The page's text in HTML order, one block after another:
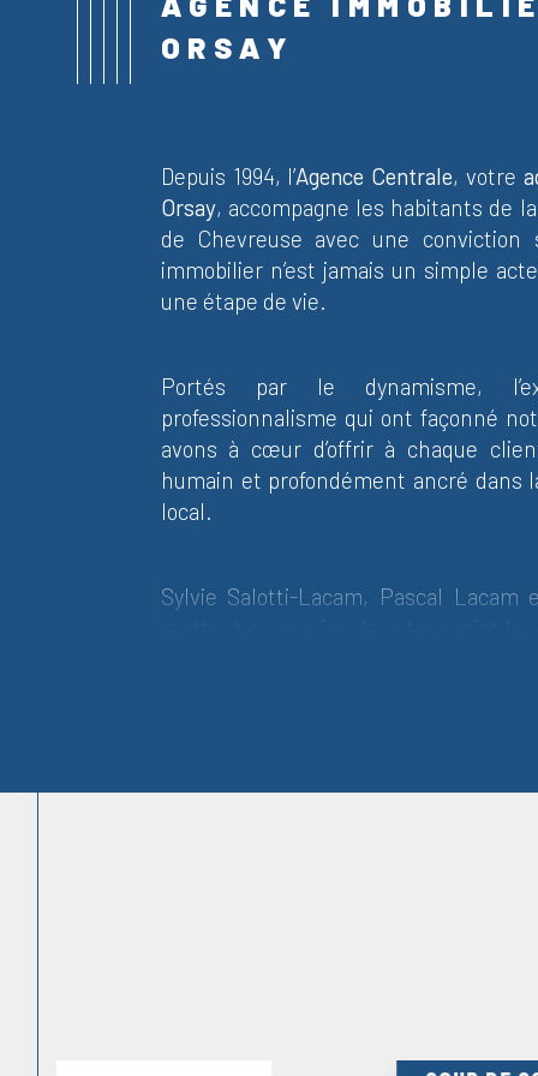
ORSAY
Depuis 1994, l’Agence Centrale, votre
Orsay, accompagne les habitants de
de Chevreuse avec une
immobilier n’est jamais un simple
une étape de vie.
Portés par le dynamisme,
professionnalisme qui ont façonné
avons à cœur d’offrir à chaque
humain et profondément ancré dans
local.
Sylvie Salotti-Lacam, Pascal Lacam
du territoire et une vision
Plus de 30 ans
Au sein de notre agence
d’un suivi rigoureux, d’un regard
adaptées à vos besoins. Notre